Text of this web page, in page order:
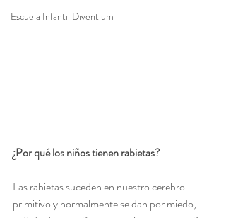
Escuela Infantil Diventium
¿Por qué los niños tienen rabietas?
Las rabietas suceden en nuestro cerebro
primitivo y normalmente se dan por miedo,